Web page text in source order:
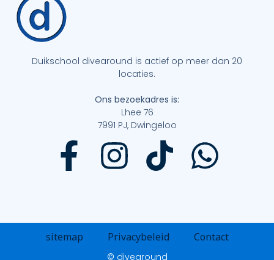
Duikschool divearound is actief op meer dan 20
locaties.
Ons bezoekadres is:
Lhee 76
7991 PJ, Dwingeloo
sitemap Privacybeleid Contact
© divearound